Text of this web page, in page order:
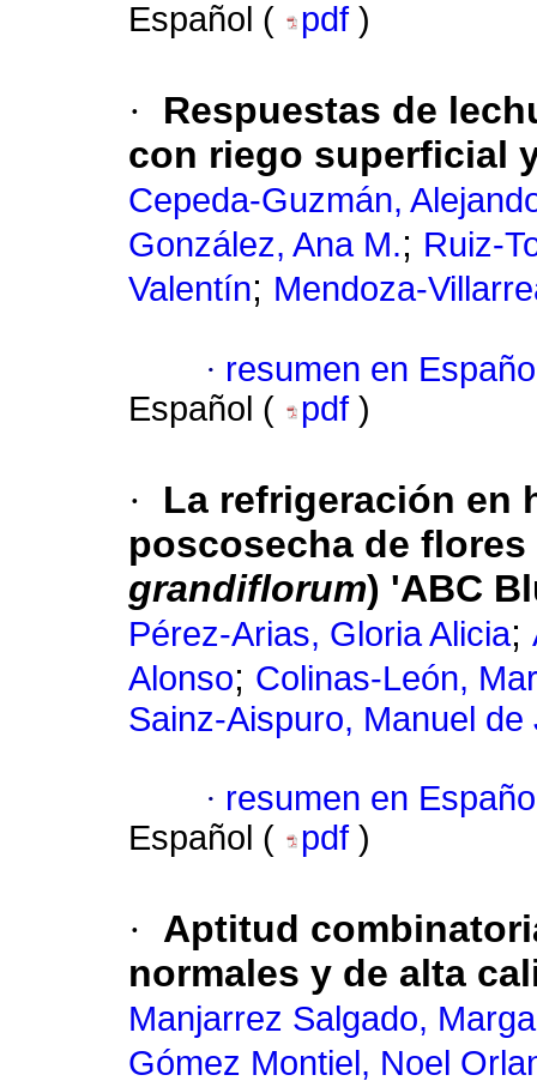
Español ( pdf )
·
Respuestas de
con riego superficial
Cepeda-Guzmán,
González, Ana M.; Ruiz-
Valentín; Mendoza-
· resumen en
Español (
pdf )
·
La refrigeración en
poscosecha de flores
grandiflorum) 'ABC
Pérez-Arias, Gloria Alicia;
Alonso; Colinas-León,
Sainz-Aispuro, Manuel de
· resumen en
Español (
pdf )
·
Aptitud
normales y de alta
Manjarrez Salgado,
Gómez Montiel, Noel